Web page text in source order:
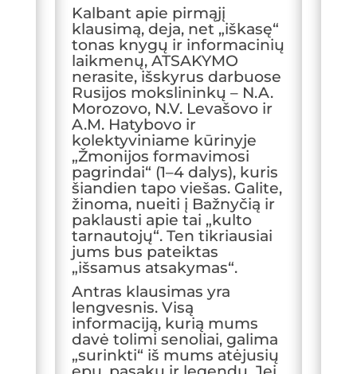
Kalbant apie pirmąjį
klausimą, deja, net „iškasę“
tonas knygų ir informacinių
laikmenų, ATSAKYMO
nerasite, išskyrus darbuose
Rusijos mokslininkų – N.A.
Morozovo, N.V. Levašovo ir
A.M. Hatybovo ir
kolektyviniame kūrinyje
„Žmonijos formavimosi
pagrindai“ (1–4 dalys), kuris
šiandien tapo viešas. Galite,
žinoma, nueiti į Bažnyčią ir
paklausti apie tai „kulto
tarnautojų“. Ten tikriausiai
jums bus pateiktas
„išsamus atsakymas“.
Antras klausimas yra
lengvesnis. Visą
informaciją, kurią mums
davė tolimi senoliai, galima
„surinkti“ iš mums atėjusių